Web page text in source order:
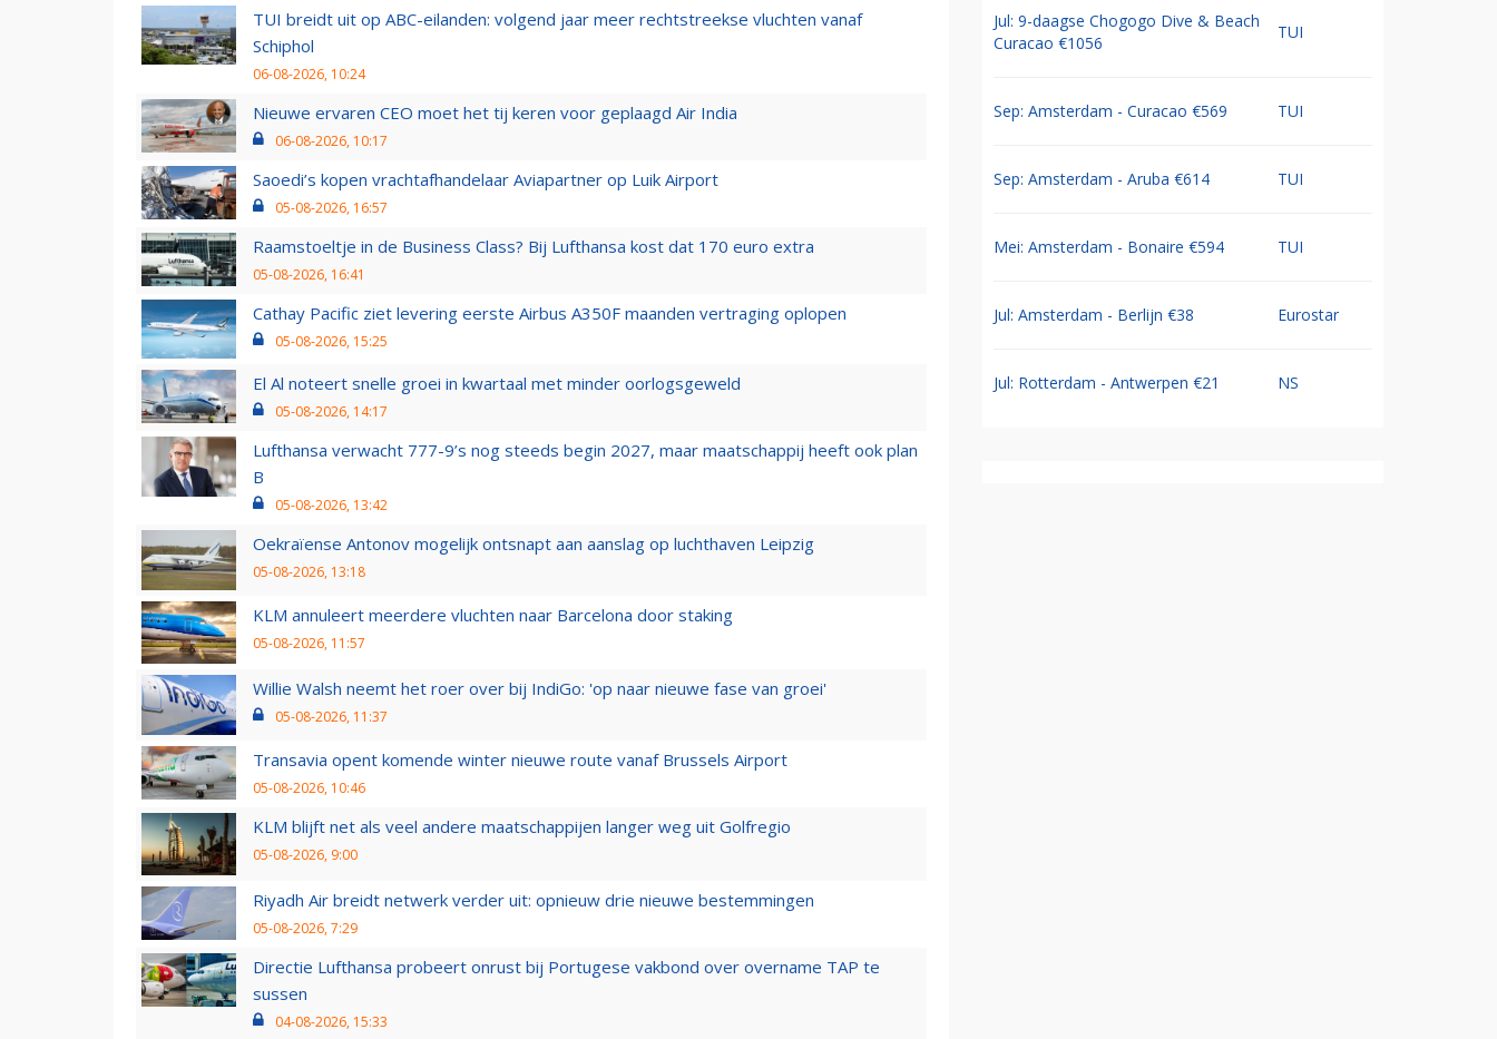
TUI breidt uit op ABC-eilanden: volgend jaar meer rechtstreekse vluchten vanaf
Schiphol
06-08-2026, 10:24
Nieuwe ervaren CEO moet het tij keren voor geplaagd Air India
06-08-2026, 10:17
Saoedi’s kopen vrachtafhandelaar Aviapartner op Luik Airport
05-08-2026, 16:57
Raamstoeltje in de Business Class? Bij Lufthansa kost dat 170 euro extra
05-08-2026, 16:41
Cathay Pacific ziet levering eerste Airbus A350F maanden vertraging oplopen
05-08-2026, 15:25
El Al noteert snelle groei in kwartaal met minder oorlogsgeweld
05-08-2026, 14:17
Lufthansa verwacht 777-9’s nog steeds begin 2027, maar maatschappij heeft ook plan
B
05-08-2026, 13:42
Oekraïense Antonov mogelijk ontsnapt aan aanslag op luchthaven Leipzig
05-08-2026, 13:18
KLM annuleert meerdere vluchten naar Barcelona door staking
05-08-2026, 11:57
Willie Walsh neemt het roer over bij IndiGo: 'op naar nieuwe fase van groei'
05-08-2026, 11:37
Transavia opent komende winter nieuwe route vanaf Brussels Airport
05-08-2026, 10:46
KLM blijft net als veel andere maatschappijen langer weg uit Golfregio
05-08-2026, 9:00
Riyadh Air breidt netwerk verder uit: opnieuw drie nieuwe bestemmingen
05-08-2026, 7:29
Directie Lufthansa probeert onrust bij Portugese vakbond over overname TAP te
sussen
04-08-2026, 15:33
Jul: 9-daagse Chogogo Dive & Beach
Curacao €1056
TUI
Sep: Amsterdam - Curacao €569 TUI
Sep: Amsterdam - Aruba €614 TUI
Mei: Amsterdam - Bonaire €594 TUI
Jul: Amsterdam - Berlijn €38 Eurostar
Jul: Rotterdam - Antwerpen €21 NS